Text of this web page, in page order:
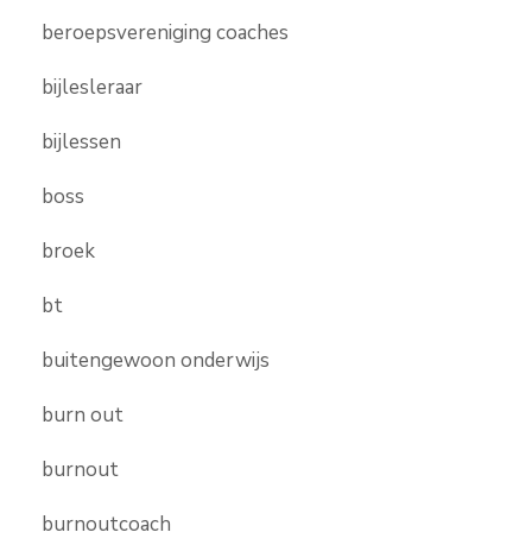
beroepsvereniging coaches
bijlesleraar
bijlessen
boss
broek
bt
buitengewoon onderwijs
burn out
burnout
burnoutcoach